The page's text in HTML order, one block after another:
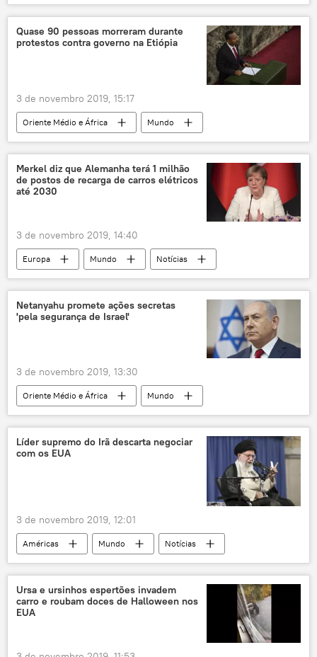
Notícias
EUA
militares
Síria
Quase 90 pessoas morreram durante
protestos contra governo na Etiópia
3 de novembro 2019, 15:17
Oriente Médio e África
Mundo
Notícias
Etiópia
protestos
violência
Merkel diz que Alemanha terá 1 milhão
de postos de recarga de carros elétricos
até 2030
3 de novembro 2019, 14:40
Europa Mundo
Notícias
Angela Merkel
carro elétrico
Alemanha
Netanyahu promete ações secretas
'pela segurança de Israel'
3 de novembro 2019, 13:30
Oriente Médio e África
Mundo
Notícias
Israel
Benjamin Netanyahu
Líder supremo do Irã descarta negociar
com os EUA
3 de novembro 2019, 12:01
Américas Mundo
Notícias
Oriente Médio e África
Irã EUA
Ursa e ursinhos espertões invadem
carro e roubam doces de Halloween nos
EUA